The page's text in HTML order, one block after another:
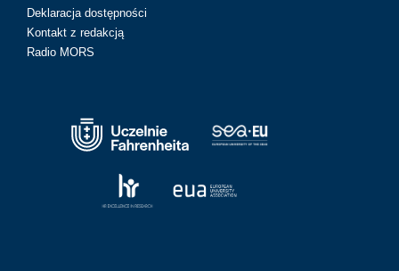
Deklaracja dostępności
Kontakt z redakcją
Radio MORS